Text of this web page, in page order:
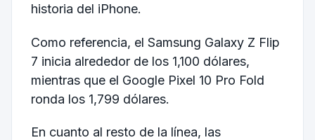
historia del iPhone.
Como referencia, el Samsung Galaxy Z Flip
7 inicia alrededor de los 1,100 dólares,
mientras que el Google Pixel 10 Pro Fold
ronda los 1,799 dólares.
En cuanto al resto de la línea, las